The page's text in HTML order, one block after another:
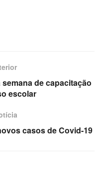
de capacitação
escolar
casos de Covid-19